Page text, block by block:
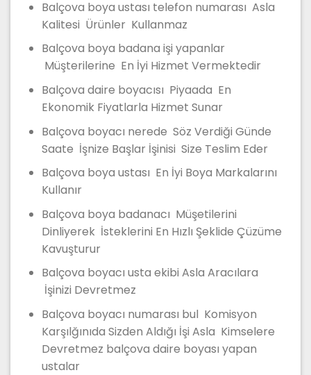
Balçova boya ustası telefon numarası Asla
Kalitesi Ürünler Kullanmaz
Balçova boya badana işi yapanlar
Müşterilerine En İyi Hizmet Vermektedir
Balçova daire boyacısı Piyaada En
Ekonomik Fiyatlarla Hizmet Sunar
Balçova boyacı nerede Söz Verdiği Günde
Saate İşnize Başlar İşinisi Size Teslim Eder
Balçova boya ustası En İyi Boya Markalarını
Kullanır
Balçova boya badanacı Müşetilerini
Dinliyerek İsteklerini En Hızlı Şeklide Çüzüme
Kavuşturur
Balçova boyacı usta ekibi Asla Aracılara
İşinizi Devretmez
Balçova boyacı numarası bul Komisyon
Karşılğınıda Sizden Aldığı İşi Asla Kimselere
Devretmez balçova daire boyası yapan
ustalar